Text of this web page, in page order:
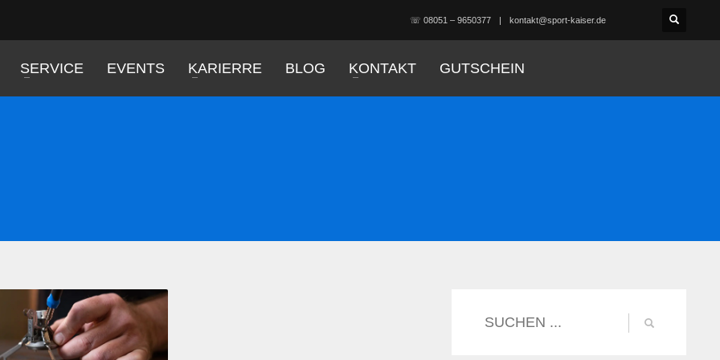
☏ 08051 – 9650377 kontakt@sport-kaiser.de
SERVICE EVENTS KARIERRE BLOG KONTAKT GUTSCHEIN